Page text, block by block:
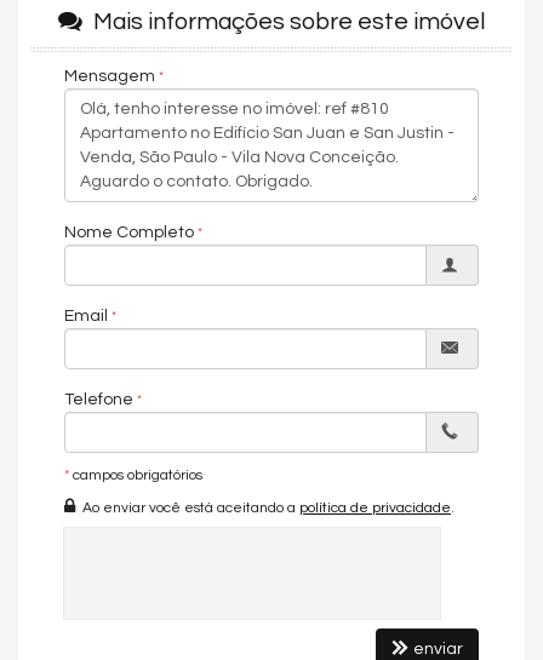
opções de serviços e lazer, como shoppings, restaurantes,
parques e academias. Está a poucos minutos também do
Park Burger.
Agende uma visita e vivencie uma experiência única!
Características do Imóvel
Ar Condicionado
Móveis Planejados
Área de Serviço
Closet
Salão de Festas
Playground
Mais informações sobre este imóvel
Mensagem
Nome Completo
Email
Telefone
* campos obrigatórios
Ao enviar você está aceitando a política de privacidade
enviar